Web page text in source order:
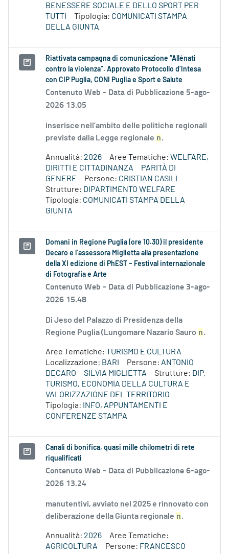
BENESSERE SOCIALE E DELLO SPORT PER
TUTTI
Tipologia: COMUNICATI STAMPA
DELLA GIUNTA
Riattivata campagna di comunicazione “Allénati
contro la violenza”. Approvato Protocollo d’Intesa
con CIP Puglia, CONI Puglia e Sport e Salute
Contenuto Web - Data di Pubblicazione 5-ago-
2026 13.05
inserisce nell’ambito delle politiche regionali
previste dalla Legge regionale n.
Annualità: 2026 Aree Tematiche: WELFARE,
DIRITTI E CITTADINANZA
PARITÀ DI
GENERE
Persone: CRISTIAN CASILI
Strutture: DIPARTIMENTO WELFARE
Tipologia: COMUNICATI STAMPA DELLA
GIUNTA
Domani in Regione Puglia (ore 10.30) il presidente
Decaro e l’assessora Miglietta alla presentazione
della XI edizione di PhEST – Festival internazionale
di Fotografia e Arte
Contenuto Web - Data di Pubblicazione 3-ago-
2026 15.48
Di Jeso del Palazzo di Presidenza della
Regione Puglia (Lungomare Nazario Sauro n.
Aree Tematiche: TURISMO E CULTURA
Localizzazione: BARI Persone: ANTONIO
DECARO
SILVIA MIGLIETTA Strutture: DIP.
TURISMO, ECONOMIA DELLA CULTURA E
VALORIZZAZIONE DEL TERRITORIO
Tipologia:
INFO, APPUNTAMENTI E
CONFERENZE STAMPA
Canali di bonifica, quasi mille chilometri di rete
riqualificati
Contenuto Web - Data di Pubblicazione 6-ago-
2026 13.24
manutentivi, avviato nel 2025 e rinnovato con
deliberazione della Giunta regionale n.
Annualità: 2026
Aree Tematiche:
AGRICOLTURA
Persone: FRANCESCO